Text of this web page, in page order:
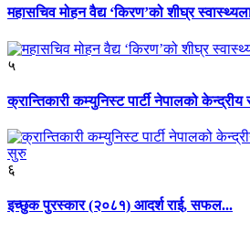
महासचिव मोहन वैद्य ‘किरण’को शीघ्र
५
क्रान्तिकारी कम्युनिस्ट पार्टी नेपालको केन्द्रीय
६
इच्छुक पुरस्कार (२०८१) आदर्श राई, सफल...